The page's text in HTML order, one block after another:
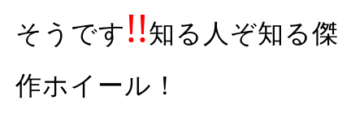
そうです!!知る人ぞ知る傑
作ホイール！